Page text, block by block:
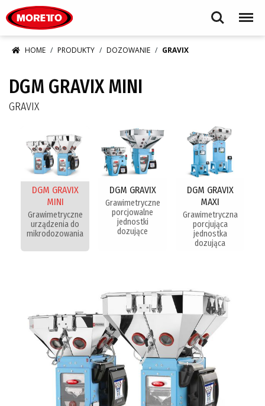
Search Menu
HOME PRODUKTY DOZOWANIE GRAVIX
DGM GRAVIX MINI
GRAVIX
DGM GRAVIX
MINI
Grawimetryczne
urządzenia do
mikrodozowania
DGM GRAVIX
Grawimetryczne
porcjowalne
jednostki
dozujące
DGM GRAVIX
MAXI
Grawimetryczna
porcjująca
jednostka
dozująca